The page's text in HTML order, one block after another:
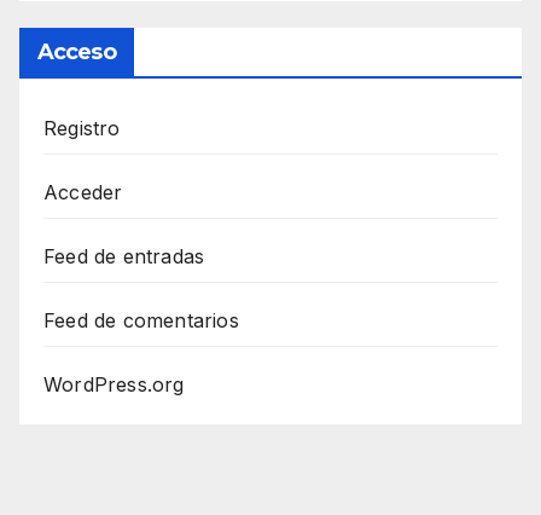
Acceso
Registro
Acceder
Feed de entradas
Feed de comentarios
WordPress.org